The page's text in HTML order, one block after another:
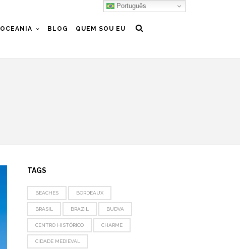
OCEANIA BLOG QUEM SOU EU
TAGS
BEACHES BORDEAUX
BRASIL BRAZIL BUDVA
CENTRO HISTÓRICO CHARME
CIDADE MEDIEVAL
Português